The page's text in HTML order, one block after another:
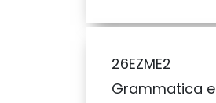
26EZME2
Grammatica e